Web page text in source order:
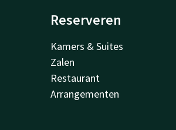
Reserveren
Kamers & Suites
Zalen
Restaurant
Arrangementen